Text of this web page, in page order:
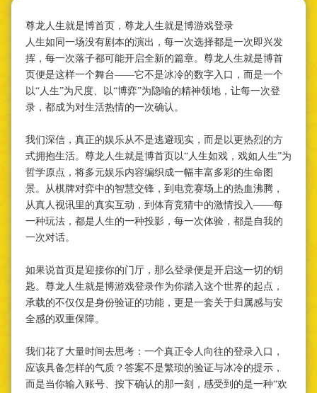
尊龙人生就是博首页，尊龙人生就是博游戏登录
人生如同一场没有剧本的演出，每一次选择都是一次即兴发
挥，每一次落子都可能开启全新的篇章。尊龙人生就是博首
页便是这样一个舞台——它不是冰冷的数字入口，而是一个
以“人生”为尺度、以“博弈”为隐喻的精神领地，让每一次登
录，都成为对生活热情的一次确认。
我们深信，真正的娱乐从不是逃避现实，而是以更热烈的方
式拥抱生活。尊龙人生就是博首页以“人生如戏，戏如人生”为
哲学原点，将多元娱乐内容编织成一幅丰富多彩的生命图
景。从棋牌对弈中的智慧交锋，到电竞赛场上的热血沸腾，
从真人视讯里的真实互动，到体育竞猜中的激情投入——每
一种玩法，都是人生的一种投影，每一次体验，都是自我的
一次对话。
如果说首页是迎接你的门厅，那么登录便是开启这一切的钥
匙。尊龙人生就是博游戏登录作为你踏入这个世界的起点，
承载的不仅仅是身份验证的功能，更是一套关于归属感与安
全感的双重保障。
我们花了大量时间去思考：一个真正令人向往的登录入口，
应该具备怎样的气质？答案不是繁琐的验证与冰冷的提示，
而是当你输入账号、按下确认的那一刻，感受到的是一种“欢